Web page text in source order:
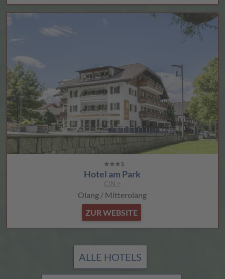
Hotel am Park
CIN +
Olang / Mitterolang
ZUR WEBSITE
ALLE HOTELS